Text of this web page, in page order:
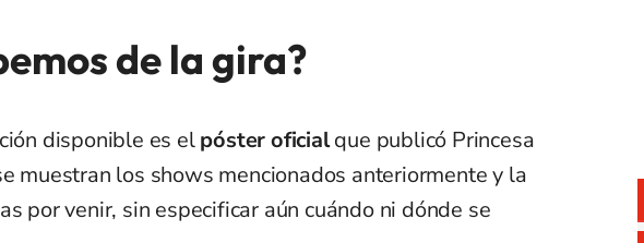
de la gira?
disponible es elpóster oficialque publicó Princesa
muestran los shows mencionados anteriormente y la
por venir, sin especificar aún cuándo ni dónde se